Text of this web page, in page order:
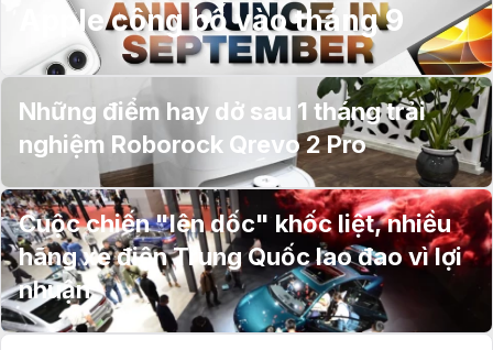
Apple công bố vào tháng 9
Những điểm hay dở sau 1 tháng trải
nghiệm Roborock Qrevo 2 Pro
Cuộc chiến "lên dốc" khốc liệt, nhiều
hãng xe điện Trung Quốc lao đao vì lợi
nhuận